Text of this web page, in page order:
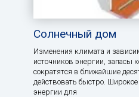
Солнечный дом
Изменения климата и
источников энергии, запасы
сократятся в ближайшие
действовать быстро.
энергии для